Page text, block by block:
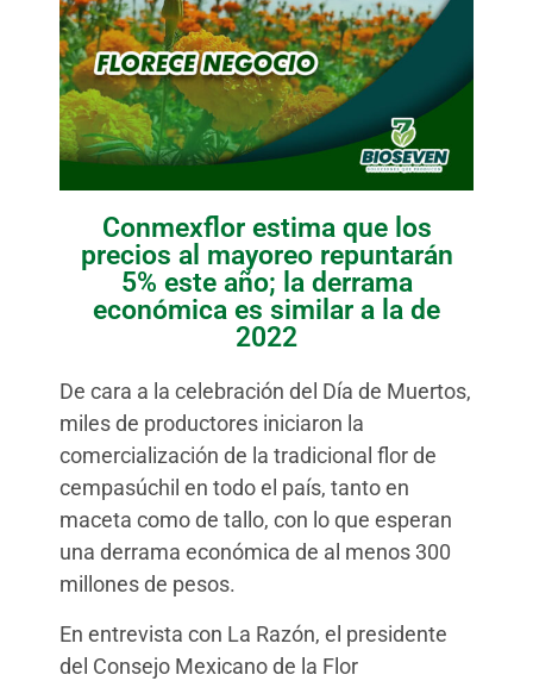
Conmexflor estima que los
precios al mayoreo repuntarán
5% este año; la derrama
económica es similar a la de
2022
De cara a la celebración del Día de Muertos,
miles de productores iniciaron la
comercialización de la tradicional flor de
cempasúchil en todo el país, tanto en
maceta como de tallo, con lo que esperan
una derrama económica de al menos 300
millones de pesos.
En entrevista con La Razón, el presidente
del Consejo Mexicano de la Flor